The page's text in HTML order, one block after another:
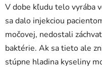
V dobe kľudu telo vyrába
sa dalo injekciou
močovej, nedostali
baktérie. Ak sa tieto ale
stúpne hladina kyseliny